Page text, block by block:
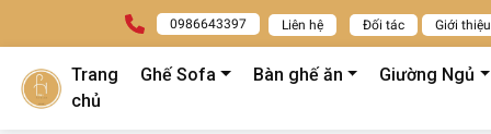
0986643397 Liên hệ Đối tác Giới thiệu
Trang
chủ
Ghế Sofa Bàn ghế ăn Giường Ngủ